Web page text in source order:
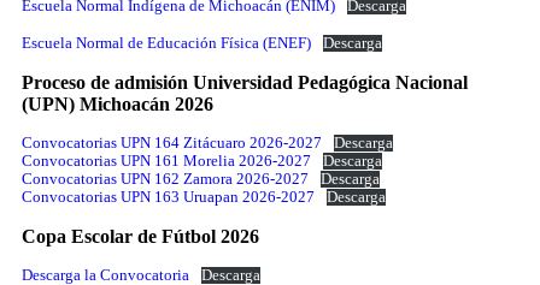
Escuela Normal Indígena de Michoacán (ENIM) Descarga
Escuela Normal de Educación Física (ENEF) Descarga
Proceso de admisión Universidad Pedagógica Nacional
(UPN) Michoacán 2026
Convocatorias UPN 164 Zitácuaro 2026-2027
Descarga
Convocatorias UPN 161 Morelia 2026-2027
Descarga
Convocatorias UPN 162 Zamora 2026-2027
Descarga
Convocatorias UPN 163 Uruapan 2026-2027
Descarga
Copa Escolar de Fútbol 2026
Descarga la Convocatoria Descarga